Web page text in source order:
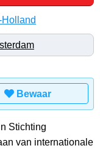
Holland
Bewaar
Stichting
van internationale